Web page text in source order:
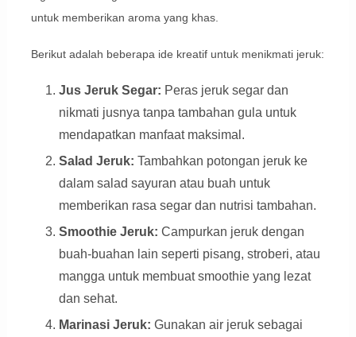
untuk memberikan aroma yang khas.
Berikut adalah beberapa ide kreatif untuk menikmati jeruk:
Jus Jeruk Segar: Peras jeruk segar dan
nikmati jusnya tanpa tambahan gula untuk
mendapatkan manfaat maksimal.
Salad Jeruk: Tambahkan potongan jeruk ke
dalam salad sayuran atau buah untuk
memberikan rasa segar dan nutrisi tambahan.
Smoothie Jeruk: Campurkan jeruk dengan
buah-buahan lain seperti pisang, stroberi, atau
mangga untuk membuat smoothie yang lezat
dan sehat.
Marinasi Jeruk: Gunakan air jeruk sebagai